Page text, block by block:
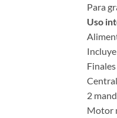
Para
Uso
2
Motor